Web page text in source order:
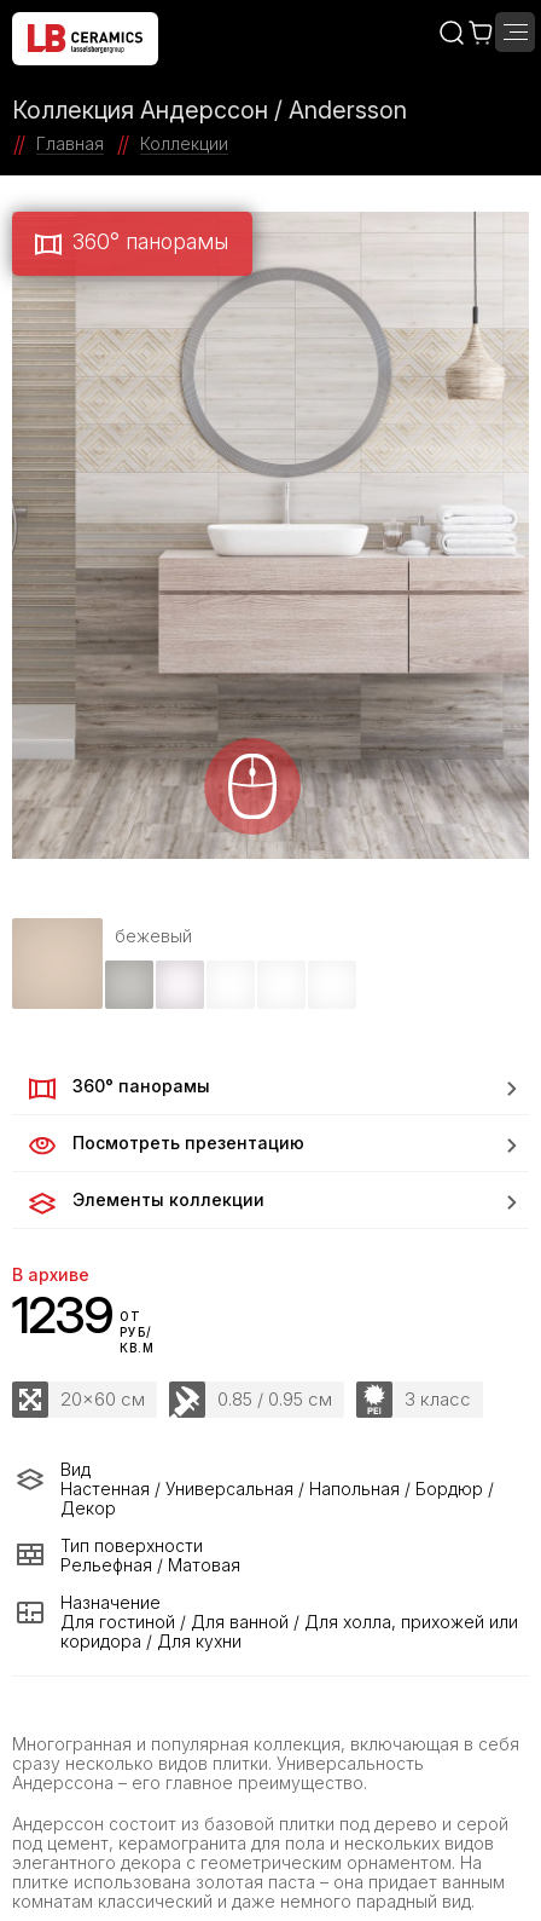
Коллекция Андерссон / Andersson
Главная Коллекции
360° панорамы
Многогранная и популярная коллекция, включающая в себя
сразу несколько видов плитки. Универсальность
Андерссона – его главное преимущество.
Андерссон состоит из базовой плитки под дерево и серой
под цемент, керамогранита для пола и нескольких видов
элегантного декора с геометрическим орнаментом. На
плитке использована золотая паста – она придает ванным
комнатам классический и даже немного парадный вид.
бежевый
360° панорамы
Посмотреть презентацию
Элементы коллекции
В архиве
1239 ОТ
РУБ/
КВ.М
20x60 см 0.85 / 0.95 см 3 класс
Вид
Настенная / Универсальная / Напольная / Бордюр /
Декор
Тип поверхности
Рельефная / Матовая
Назначение
Для гостиной / Для ванной / Для холла, прихожей или
коридора / Для кухни